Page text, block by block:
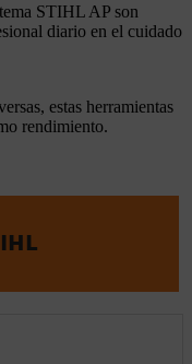
STIHL AP son
diario en el cuidado
estas herramientas
rendimiento.